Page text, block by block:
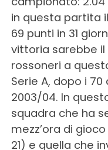
in questa partita
69 punti in 31
vittoria sarebbe
rossoneri a
Serie A, dopo i
2003/04. In
squadra che ha
mezz’ora di
21) e quella che